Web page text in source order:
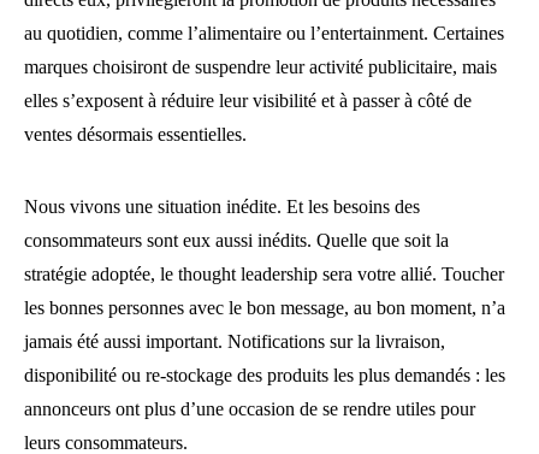
au quotidien, comme l’alimentaire ou l’entertainment. Certaines
marques choisiront de suspendre leur activité publicitaire, mais
elles s’exposent à réduire leur visibilité et à passer à côté de
ventes désormais essentielles.
Nous vivons une situation inédite. Et les besoins des
consommateurs sont eux aussi inédits. Quelle que soit la
stratégie adoptée, le thought leadership sera votre allié. Toucher
les bonnes personnes avec le bon message, au bon moment, n’a
jamais été aussi important. Notifications sur la livraison,
disponibilité ou re-stockage des produits les plus demandés : les
annonceurs ont plus d’une occasion de se rendre utiles pour
leurs consommateurs.